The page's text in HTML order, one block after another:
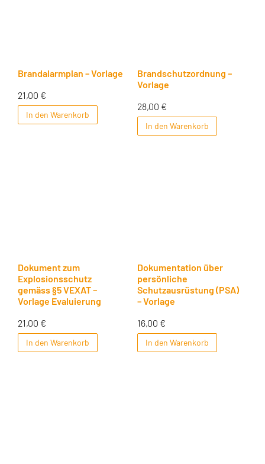
Brandalarmplan – Vorlage
21,00 €
In den Warenkorb
Brandschutzordnung –
Vorlage
28,00 €
In den Warenkorb
Dokument zum
Explosionsschutz
gemäss §5 VEXAT –
Vorlage Evaluierung
21,00 €
In den Warenkorb
Dokumentation über
persönliche
Schutzausrüstung (PSA)
– Vorlage
16,00 €
In den Warenkorb